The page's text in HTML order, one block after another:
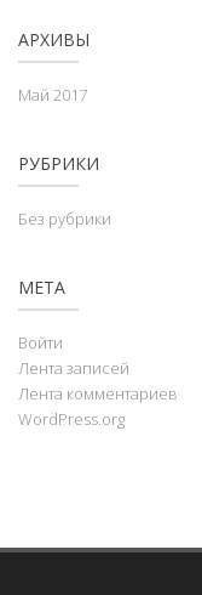
АРХИВЫ
Май 2017
РУБРИКИ
Без рубрики
МЕТА
Войти
Лента записей
Лента комментариев
WordPress.org